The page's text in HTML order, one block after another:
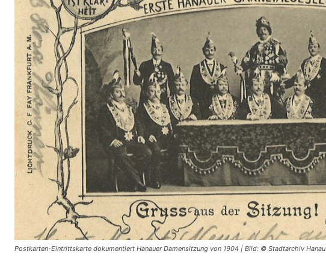
Postkarten-Eintrittskarte dokumentiert Hanauer Damensitzung von 1904 | Bild: © Stadtarchiv Hanau